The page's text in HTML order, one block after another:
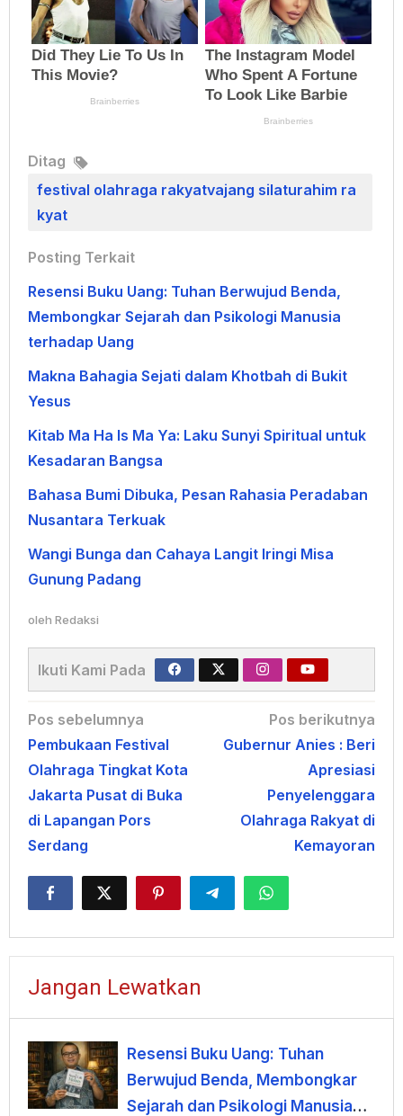
Ditag
festival olahraga rakyatvajang silaturahim ra
kyat
Posting Terkait
Resensi Buku Uang: Tuhan Berwujud Benda,
Membongkar Sejarah dan Psikologi Manusia
terhadap Uang
Makna Bahagia Sejati dalam Khotbah di Bukit
Yesus
Kitab Ma Ha Is Ma Ya: Laku Sunyi Spiritual untuk
Kesadaran Bangsa
Bahasa Bumi Dibuka, Pesan Rahasia Peradaban
Nusantara Terkuak
Wangi Bunga dan Cahaya Langit Iringi Misa
Gunung Padang
oleh Redaksi
Ikuti Kami Pada
Navigasi
pos
Pos sebelumnya
Pembukaan Festival
Olahraga Tingkat Kota
Jakarta Pusat di Buka
di Lapangan Pors
Serdang
Pos berikutnya
Gubernur Anies : Beri
Apresiasi
Penyelenggara
Olahraga Rakyat di
Kemayoran
Jangan Lewatkan
Resensi Buku Uang: Tuhan
Berwujud Benda, Membongkar
Sejarah dan Psikologi Manusia